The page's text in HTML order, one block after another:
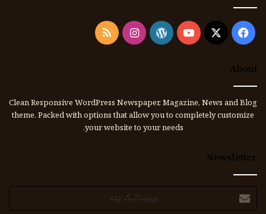
Facebook
X
YouTube
WordPress
Instagram
RSS
About
Clean Responsive WordPress Newspaper, Magazine, News and Blog
theme. Packed with options that allow you to completely customize
your website to your needs.
Newsletter
برېښنالیک
پته